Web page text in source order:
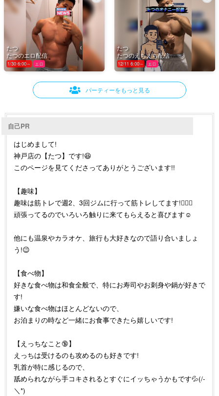
たつ
たつのエロ配信
1/30 6:00～ エロ
たつ
たつのえちえち配信
12/11 6:00～ エロ
パーティーをもっと見る
自己PR
はじめまして!
神戸店の【たつ】です!😆
このページを見てくださってありがとうございます!!
【趣味】
趣味は筋トレで週2、3回ジムに行って筋トレしてます!🏋️‍♀️💪
頑張ってるのでいろいろ触りに来てもらえると喜びます☺️
他にも温泉やカラオケ、旅行も大好きなので語り合いましょ
う!😉
【食べ物】
好きな食べ物は和食全般で、特にお寿司やお刺身や鍋が好きで
す!
嫌いな食べ物はほとんどないので、
お泊まりの時など一緒にお食事できたら嬉しいです!
【えっちなこと🔞】
えっちは受けるのも攻めるのも好きです!
乳首が特に感じるので、
舐められながら手コキされるとすぐにイッちゃうかもです💦(/-
＼*)